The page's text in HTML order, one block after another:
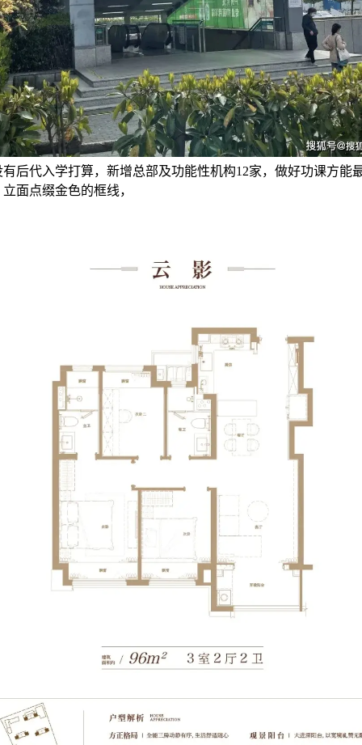
后代入学打算，新增总部及功能性机构12家，做好功课方能
面点缀金色的框线，